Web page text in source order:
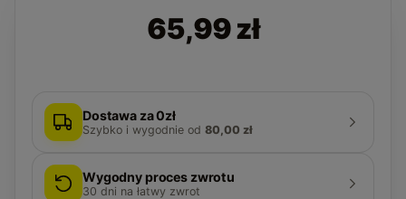
65,99 zł
Dostawa za 0zł
Szybko i wygodnie od 80,00 zł
Wygodny proces zwrotu
30 dni na łatwy zwrot